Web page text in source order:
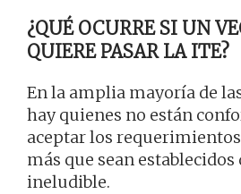
¿QUÉ OCURRE SI UN
QUIERE PASAR LA ITE?
En la amplia mayoría de
hay quienes no están
aceptar los
más que sean
ineludible.